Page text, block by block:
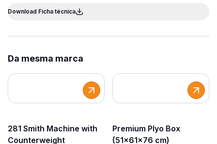
Download Ficha técnica
Da mesma marca
281 Smith Machine with
Counterweight
Premium Plyo Box
(51x61x76 cm)